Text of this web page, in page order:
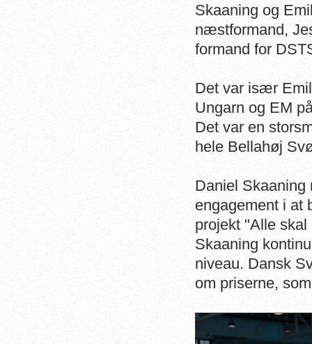
Skaaning og
næstformand,
formand for
Det var især
Ungarn og EM
Det var en
hele Bellahøj
Daniel
engagement i at
projekt "Alle
Skaaning
niveau. Dansk
om priserne,